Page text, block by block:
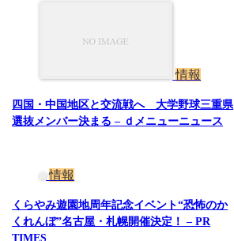
情報
四国・中国地区と交流戦へ 大学野球三重県
選抜メンバー決まる – ｄメニューニュース
情報
くらやみ遊園地周年記念イベント“恐怖のか
くれんぼ”名古屋・札幌開催決定！ – PR
TIMES